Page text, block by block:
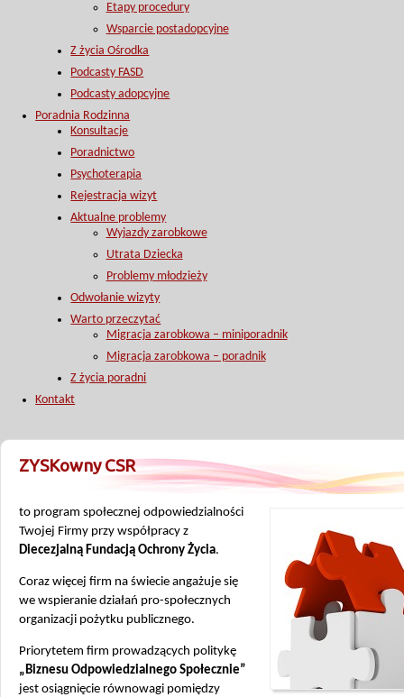
Etapy procedury
Wsparcie postadopcyjne
Z życia Ośrodka
Podcasty FASD
Podcasty adopcyjne
Poradnia Rodzinna
Konsultacje
Poradnictwo
Psychoterapia
Rejestracja wizyt
Aktualne problemy
Wyjazdy zarobkowe
Utrata Dziecka
Problemy młodzieży
Odwołanie wizyty
Warto przeczytać
Migracja zarobkowa – miniporadnik
Migracja zarobkowa – poradnik
Z życia poradni
Kontakt
ZYSKowny CSR
to program społecznej odpowiedzialności
Twojej Firmy przy współpracy z
Diecezjalną Fundacją Ochrony Życia.
Coraz więcej firm na świecie angażuje się
we wspieranie działań pro-społecznych
organizacji pożytku publicznego.
Priorytetem firm prowadzących politykę
„Biznesu Odpowiedzialnego Społecznie”
jest osiągnięcie równowagi pomiędzy